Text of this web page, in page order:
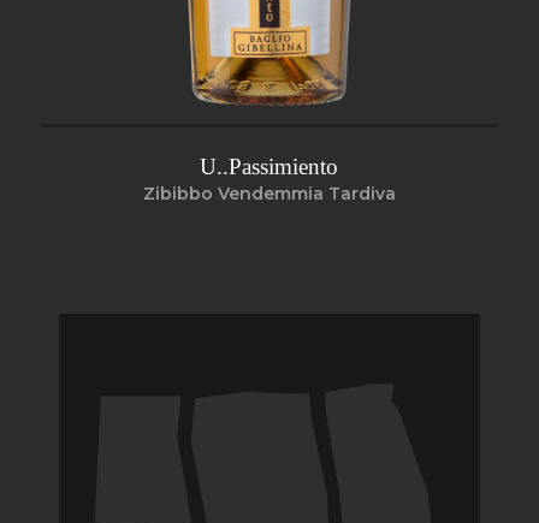
U..Passimiento
Zibibbo Vendemmia Tardiva